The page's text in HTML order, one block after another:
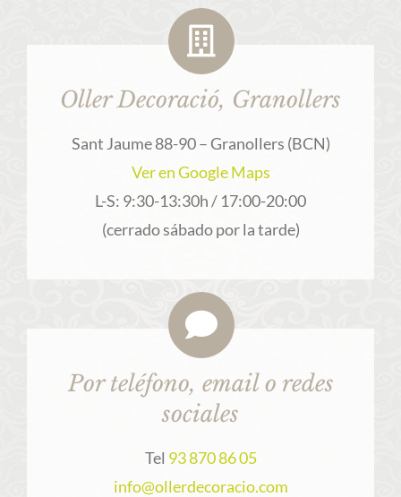
Oller Decoració, Granollers
Sant Jaume 88-90 – Granollers (BCN)
Ver en Google Maps
L-S: 9:30-13:30h / 17:00-20:00
(cerrado sábado por la tarde)
Por teléfono, email o redes
sociales
Tel 93 870 86 05
info@ollerdecoracio.com